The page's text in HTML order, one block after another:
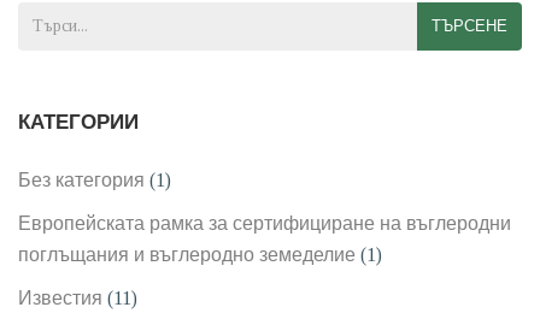
ТЪРСЕНЕ
КАТЕГОРИИ
Без категория (1)
Европейската рамка за сертифициране на въглеродни
поглъщания и въглеродно земеделие (1)
Известия (11)